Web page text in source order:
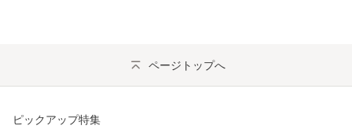
ページトップへ
ピックアップ特集